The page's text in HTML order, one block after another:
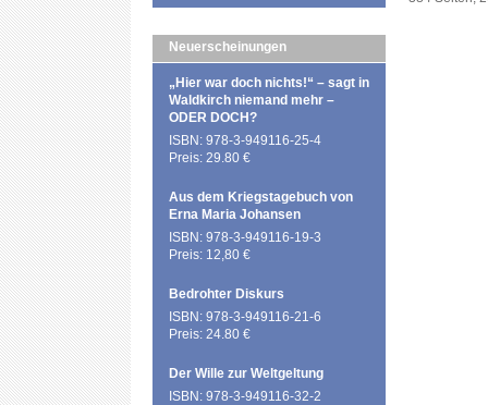
Neuerscheinungen
„Hier war doch nichts!“ – sagt in
Waldkirch niemand mehr –
ODER DOCH?
ISBN: 978-3-949116-25-4
Preis: 29.80 €
Aus dem Kriegstagebuch von
Erna Maria Johansen
ISBN: 978-3-949116-19-3
Preis: 12,80 €
Bedrohter Diskurs
ISBN: 978-3-949116-21-6
Preis: 24.80 €
Der Wille zur Weltgeltung
ISBN: 978-3-949116-32-2